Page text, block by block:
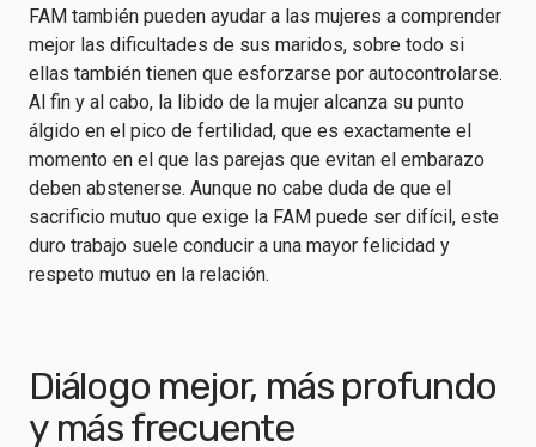
FAM también pueden ayudar a las mujeres a comprender
mejor las dificultades de sus maridos, sobre todo si
ellas también tienen que esforzarse por autocontrolarse.
Al fin y al cabo, la libido de la mujer alcanza su punto
álgido en el pico de fertilidad, que es exactamente el
momento en el que las parejas que evitan el embarazo
deben abstenerse. Aunque no cabe duda de que el
sacrificio mutuo que exige la FAM puede ser difícil, este
duro trabajo suele conducir a una mayor felicidad y
respeto mutuo en la relación.
Diálogo mejor, más profundo
y más frecuente